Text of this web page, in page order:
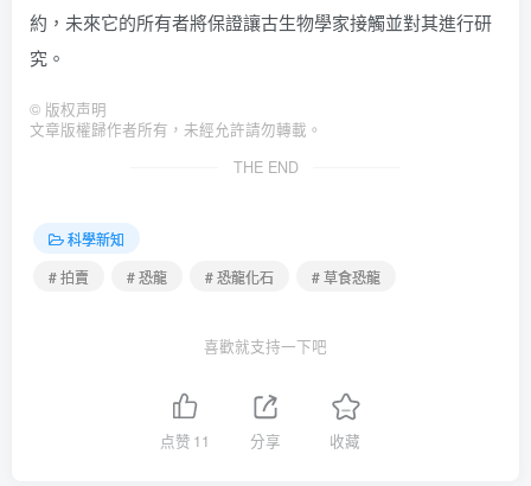
約，未來它的所有者將保證讓古生物學家接觸並對其進行研
究。
© 版权声明
文章版權歸作者所有，未經允許請勿轉載。
THE END
科學新知
# 拍賣
# 恐龍 # 恐龍化石 # 草食恐龍
喜歡就支持一下吧
点赞 11 分享 收藏